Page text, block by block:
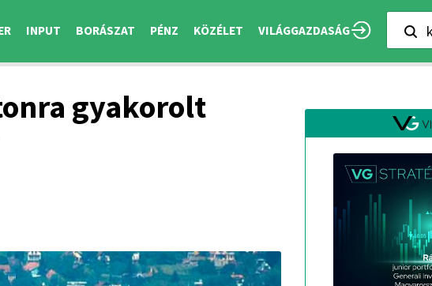
INPUT BORÁSZAT PÉNZ KÖZÉLET VILÁGGAZDASÁG
gyakorolt